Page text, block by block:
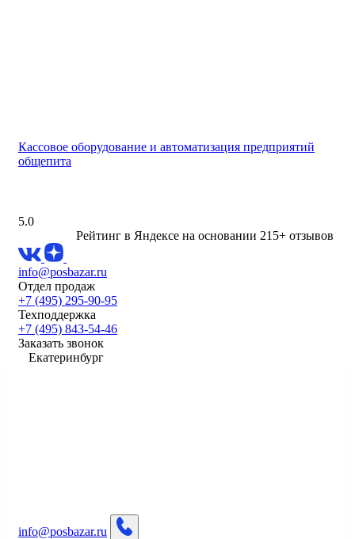
Кассовое оборудование и автоматизация предприятий
общепита
5.0
Рейтинг в Яндексе на основании 215+ отзывов
info@posbazar.ru
Отдел продаж
+7 (495) 295-90-95
Техподдержка
+7 (495) 843-54-46
Заказать звонок
Екатеринбург
info@posbazar.ru